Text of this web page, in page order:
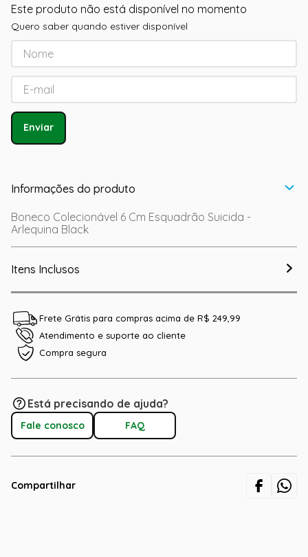
Este produto não está disponível no momento
Quero saber quando estiver disponível
Enviar
Informações do produto
Boneco Colecionável 6 Cm Esquadrão Suicida -
Arlequina Black
Itens Inclusos
Frete Grátis para compras acima de R$ 249,99
Atendimento e suporte ao cliente
Compra segura
Está precisando de ajuda?
Fale conosco FAQ
Compartilhar